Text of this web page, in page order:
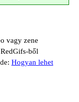
vagy zene
ből
Hogyan lehet